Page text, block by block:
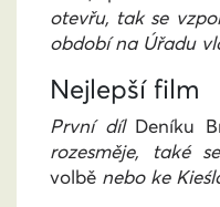
otevřu, tak se
období na Úřadu
Nejlepší film
První dílDeníku
rozesměje, také
volbě nebo ke